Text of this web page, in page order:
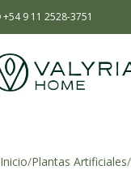
+54 9 11 2528-3751
Inicio Plantas Artificiales